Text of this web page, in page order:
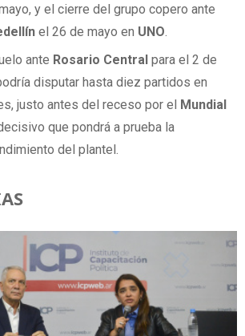
y el cierre del grupo copero ante
el 26 de mayo en UNO
ante Rosario Central para el 2 de
disputar hasta diez partidos en
justo antes del receso por el Mundial
que pondrá a prueba la
del plantel.